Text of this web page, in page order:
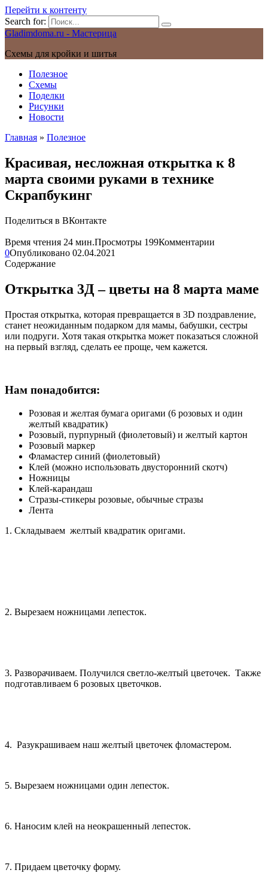
Перейти к контенту
Search for:
Gladimdoma.ru - Мастерица
Схемы для кройки и шитья
Полезное
Схемы
Поделки
Рисунки
Новости
Главная » Полезное
Красивая, несложная открытка к 8
марта своими руками в технике
Скрапбукинг
Поделиться в ВКонтакте
Время чтения 24 мин.Просмотры 199Комментарии
0Опубликовано 02.04.2021
Содержание
Открытка 3Д – цветы на 8 марта маме
Простая открытка, которая превращается в 3D поздравление,
станет неожиданным подарком для мамы, бабушки, сестры
или подруги. Хотя такая открытка может показаться сложной
на первый взгляд, сделать ее проще, чем кажется.
Нам понадобится:
Розовая и желтая бумага оригами (6 розовых и один
желтый квадратик)
Розовый, пурпурный (фиолетовый) и желтый картон
Розовый маркер
Фламастер синий (фиолетовый)
Клей (можно использовать двусторонний скотч)
Ножницы
Клей-карандаш
Стразы-стикеры розовые, обычные стразы
Лента
1. Складываем желтый квадратик оригами.
2. Вырезаем ножницами лепесток.
3. Разворачиваем. Получился светло-желтый цветочек. Также
подготавливаем 6 розовых цветочков.
4. Разукрашиваем наш желтый цветочек фломастером.
5. Вырезаем ножницами один лепесток.
6. Наносим клей на неокрашенный лепесток.
7. Придаем цветочку форму.